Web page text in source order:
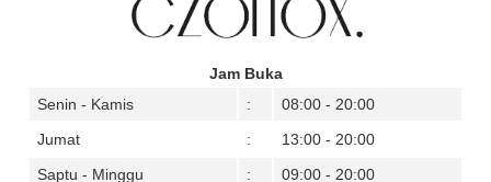
Jam Buka
Senin - Kamis
:
08:00 - 20:00
Jumat
:
13:00 - 20:00
Saptu - Minggu
: 09:00 - 20:00